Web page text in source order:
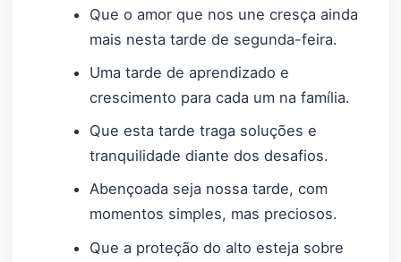
Que o amor que nos une cresça ainda
mais nesta tarde de segunda-feira.
Uma tarde de aprendizado e
crescimento para cada um na família.
Que esta tarde traga soluções e
tranquilidade diante dos desafios.
Abençoada seja nossa tarde, com
momentos simples, mas preciosos.
Que a proteção do alto esteja sobre